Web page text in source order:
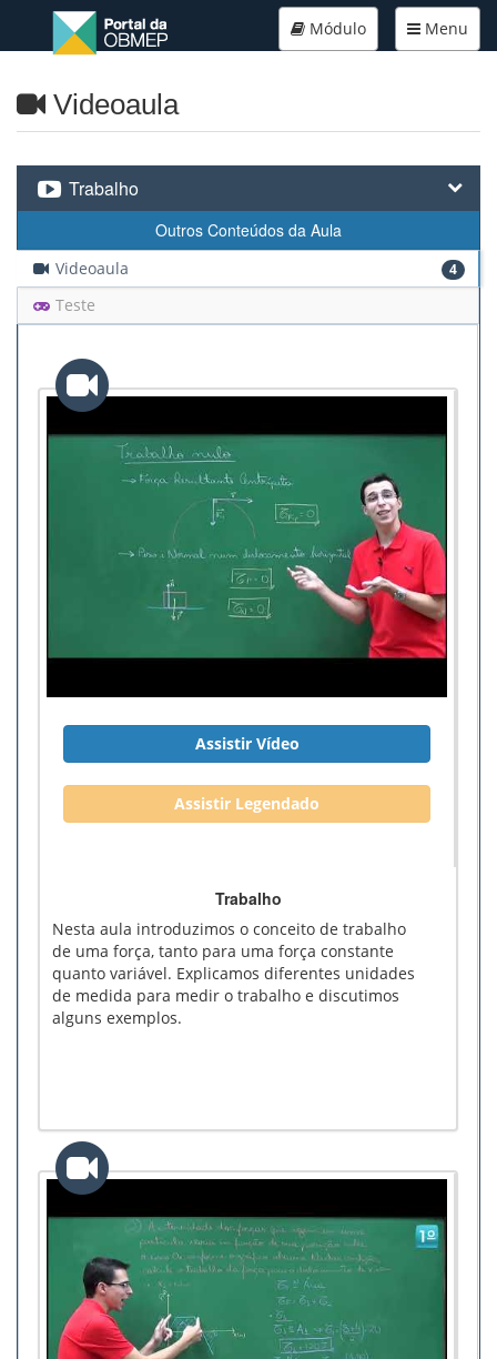
Menu
Módulo
Videoaula
Trabalho
Outros Conteúdos da Aula
Videoaula 4
Teste
Assistir Vídeo
Assistir Legendado
Trabalho
Nesta aula introduzimos o conceito de trabalho
de uma força, tanto para uma força constante
quanto variável. Explicamos diferentes unidades
de medida para medir o trabalho e discutimos
alguns exemplos.